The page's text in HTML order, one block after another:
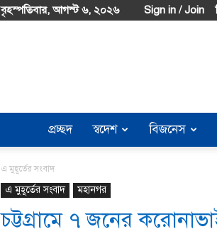
বৃহস্পতিবার, আগস্ট ৬, ২০২৬ Sign in / Join
প্রচ্ছদ স্বদেশ বিজনেস
এ মুহূর্তের সংবাদ
এ মুহূর্তের সংবাদ মহানগর
চট্টগ্রামে ৭ জনের